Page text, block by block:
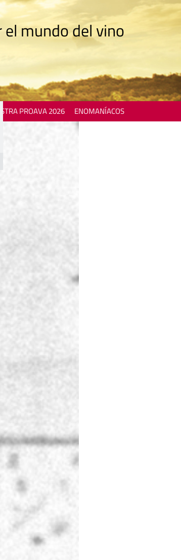
mundo del vino
PROAVA 2026 ENOMANÍACOS